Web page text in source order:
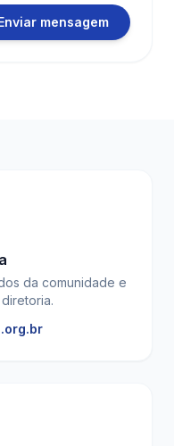
mensagem
da comunidade e